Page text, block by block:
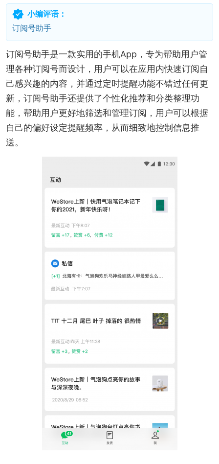
小编评语：
订阅号助手
订阅号助手是一款实用的手机App，专为帮助用户管
理各种订阅号而设计，用户可以在应用内快速订阅自
己感兴趣的内容，并通过定时提醒功能不错过任何更
新，订阅号助手还提供了个性化推荐和分类整理功
能，帮助用户更好地筛选和管理订阅，用户可以根据
自己的偏好设定提醒频率，从而细致地控制信息推
送。